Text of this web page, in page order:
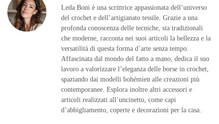
Leda Boni è una scrittrice appassionata dell’universo
del crochet e dell’artigianato tessile. Grazie a una
profonda conoscenza delle tecniche, sia tradizionali
che moderne, racconta nei suoi articoli la bellezza e la
versatilità di questa forma d’arte senza tempo.
Affascinata dal mondo del fatto a mano, dedica il suo
lavoro a valorizzare l’eleganza delle borse in crochet,
spaziando dai modelli bohémien alle creazioni più
contemporanee. Esplora inoltre altri accessori e
articoli realizzati all’uncinetto, come capi
d’abbigliamento, coperte e decorazioni per la casa.